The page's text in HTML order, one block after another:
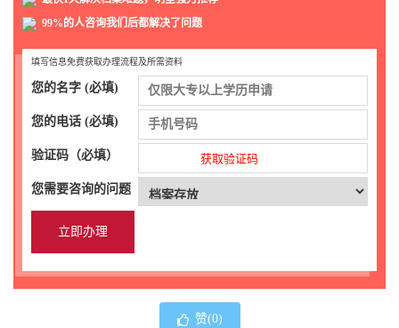
99%的人咨询我们后都解决了问题
填写信息免费获取办理流程及所需资料
您的名字 (必填)
您的电话 (必填)
验证码（必填） 获取验证码
您需要咨询的问题
赞(0)